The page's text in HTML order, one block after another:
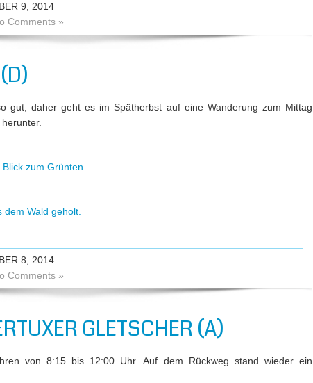
9, 2014
Comments »
gut, daher geht es im Spätherbst auf eine Wanderung zum Mittag
zum Grünten.
Wald geholt.
8, 2014
Comments »
GLETSCHER (A)
von 8:15 bis 12:00 Uhr. Auf dem Rückweg stand wieder ein